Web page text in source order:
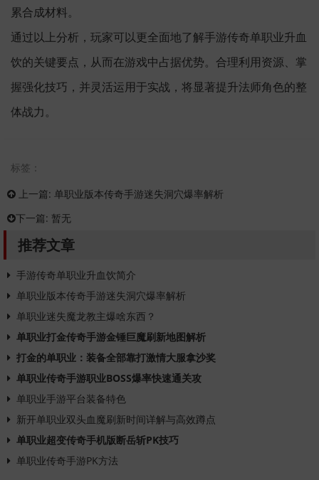
累合成材料。
通过以上分析，玩家可以更全面地了解手游传奇单职业升血
饮的关键要点，从而在游戏中占据优势。合理利用资源、掌
握强化技巧，并灵活运用于实战，将显著提升法师角色的整
体战力。
标签：
上一篇: 单职业版本传奇手游迷失洞穴爆率解析
下一篇: 暂无
推荐文章
手游传奇单职业升血饮简介
单职业版本传奇手游迷失洞穴爆率解析
单职业迷失魔龙教主爆啥东西？
单职业打金传奇手游金锤巨魔刷新地图解析
打金的单职业：装备全部靠打激情大服拿沙奖
单职业传奇手游职业BOSS爆率快速通关攻
单职业手游平台装备特色
新开单职业双头血魔刷新时间详解与高效蹲点
单职业超变传奇手机版断岳斩PK技巧
单职业传奇手游PK方法